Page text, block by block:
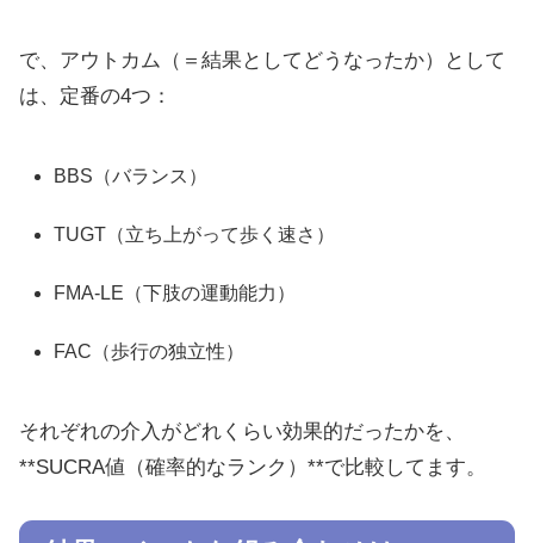
で、アウトカム（＝結果としてどうなったか）として
は、定番の4つ：
BBS（バランス）
TUGT（立ち上がって歩く速さ）
FMA-LE（下肢の運動能力）
FAC（歩行の独立性）
それぞれの介入がどれくらい効果的だったかを、
**SUCRA値（確率的なランク）**で比較してます。